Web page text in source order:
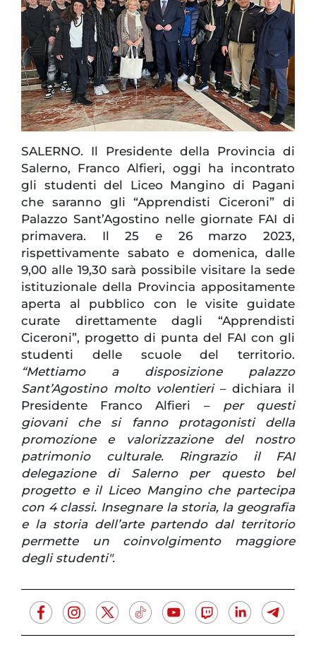
SALERNO. Il Presidente della Provincia di
Salerno, Franco Alfieri, oggi ha incontrato
gli studenti del Liceo Mangino di Pagani
che saranno gli “Apprendisti Ciceroni” di
Palazzo Sant’Agostino nelle giornate FAI di
primavera. Il 25 e 26 marzo 2023,
rispettivamente sabato e domenica, dalle
9,00 alle 19,30 sarà possibile visitare la sede
istituzionale della Provincia appositamente
aperta al pubblico con le visite guidate
curate direttamente dagli “Apprendisti
Ciceroni”, progetto di punta del FAI con gli
studenti delle scuole del territorio.
“Mettiamo a disposizione palazzo
Sant’Agostino molto volentieri – dichiara il
Presidente Franco Alfieri –
per questi
giovani che si fanno protagonisti della
promozione e valorizzazione del nostro
patrimonio culturale. Ringrazio il FAI
delegazione di Salerno per questo bel
progetto e il Liceo Mangino che partecipa
con 4 classi. Insegnare la storia, la geografia
e la storia dell’arte partendo dal territorio
permette un coinvolgimento maggiore
degli studenti".